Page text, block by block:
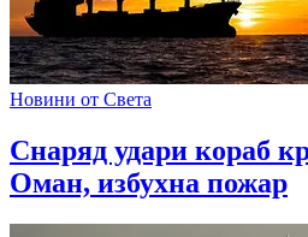
Новини от Света
Снаряд удари кораб
Оман, избухна пожар